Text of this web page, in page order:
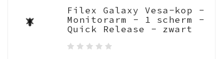
Filex Galaxy Vesa-kop -
Monitorarm - 1 scherm -
Quick Release - zwart